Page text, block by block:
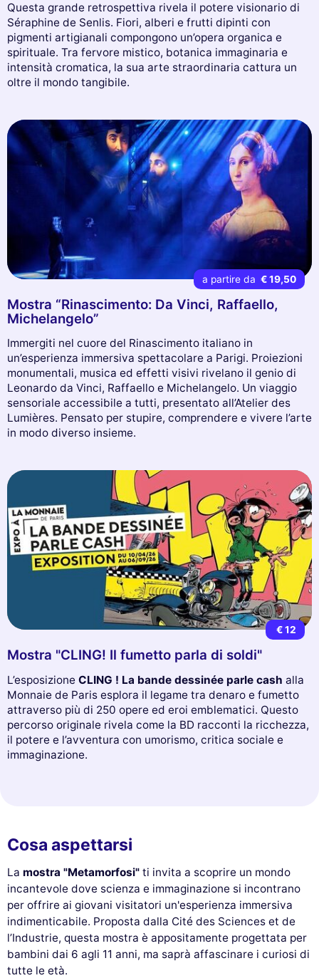
Questa grande retrospettiva rivela il potere visionario di
Séraphine de Senlis. Fiori, alberi e frutti dipinti con
pigmenti artigianali compongono un’opera organica e
spirituale. Tra fervore mistico, botanica immaginaria e
intensità cromatica, la sua arte straordinaria cattura un
oltre il mondo tangibile.
a partire da € 19,50
Mostra “Rinascimento: Da Vinci, Raffaello,
Michelangelo”
Immergiti nel cuore del Rinascimento italiano in
un’esperienza immersiva spettacolare a Parigi. Proiezioni
monumentali, musica ed effetti visivi rivelano il genio di
Leonardo da Vinci, Raffaello e Michelangelo. Un viaggio
sensoriale accessibile a tutti, presentato all’Atelier des
Lumières. Pensato per stupire, comprendere e vivere l’arte
in modo diverso insieme.
€ 12
Mostra "CLING! Il fumetto parla di soldi"
L’esposizione CLING ! La bande dessinée parle cash alla
Monnaie de Paris esplora il legame tra denaro e fumetto
attraverso più di 250 opere ed eroi emblematici. Questo
percorso originale rivela come la BD racconti la ricchezza,
il potere e l’avventura con umorismo, critica sociale e
immaginazione.
Cosa aspettarsi
La mostra "Metamorfosi" ti invita a scoprire un mondo
incantevole dove scienza e immaginazione si incontrano
per offrire ai giovani visitatori un'esperienza immersiva
indimenticabile. Proposta dalla Cité des Sciences et de
l’Industrie, questa mostra è appositamente progettata per
bambini dai 6 agli 11 anni, ma saprà affascinare i curiosi di
tutte le età.